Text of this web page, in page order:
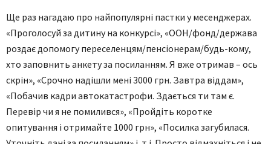
Ще раз нагадаю про найпопулярні пастки у месенджерах.
«Проголосуй за дитину на конкурсі», «ООН/фонд/держава
роздає допомогу переселенцям/пенсіонерам/будь-кому,
хто заповнить анкету за посиланням. Я вже отримав – ось
скрін», «Срочно надішли мені 3000 грн. Завтра віддам»,
«Побачив кадри автокатастрофи. Здається ти там є.
Перевір чи я не помилився», «Пройдіть коротке
опитування і отримайте 1000 грн», «Посилка загубилася.